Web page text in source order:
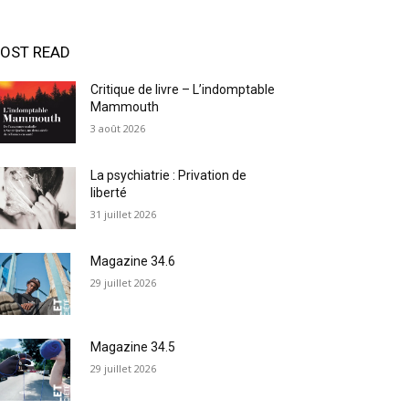
READ
Critique de livre – L’indomptable
Mammouth
3 août 2026
La psychiatrie : Privation de
liberté
31 juillet 2026
Magazine 34.6
29 juillet 2026
Magazine 34.5
29 juillet 2026